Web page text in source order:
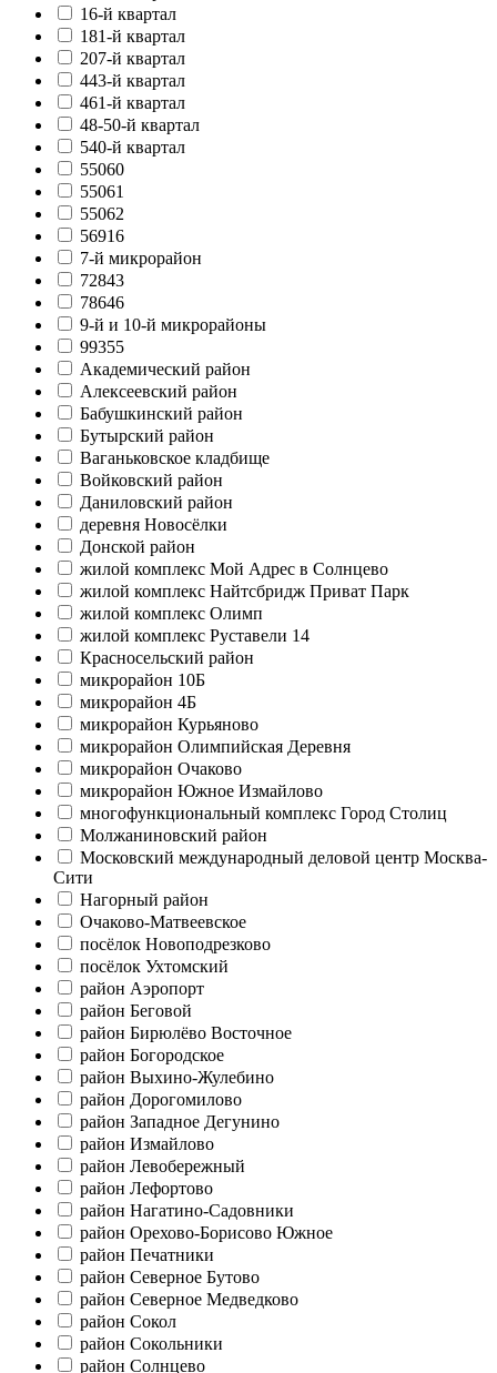
16-й квартал
181-й квартал
207-й квартал
443-й квартал
461-й квартал
48-50-й квартал
540-й квартал
55060
55061
55062
56916
7-й микрорайон
72843
78646
9-й и 10-й микрорайоны
99355
Академический район
Алексеевский район
Бабушкинский район
Бутырский район
Ваганьковское кладбище
Войковский район
Даниловский район
деревня Новосёлки
Донской район
жилой комплекс Мой Адрес в Солнцево
жилой комплекс Найтсбридж Приват Парк
жилой комплекс Олимп
жилой комплекс Руставели 14
Красносельский район
микрорайон 10Б
микрорайон 4Б
микрорайон Курьяново
микрорайон Олимпийская Деревня
микрорайон Очаково
микрорайон Южное Измайлово
многофункциональный комплекс Город Столиц
Молжаниновский район
Московский международный деловой центр Москва-
Сити
Нагорный район
Очаково-Матвеевское
посёлок Новоподрезково
посёлок Ухтомский
район Аэропорт
район Беговой
район Бирюлёво Восточное
район Богородское
район Выхино-Жулебино
район Дорогомилово
район Западное Дегунино
район Измайлово
район Левобережный
район Лефортово
район Нагатино-Садовники
район Орехово-Борисово Южное
район Печатники
район Северное Бутово
район Северное Медведково
район Сокол
район Сокольники
район Солнцево